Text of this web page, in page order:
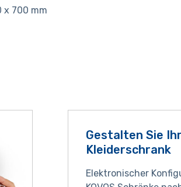
x 700 mm
Gestalten Sie
Kleiderschrank
Elektronischer